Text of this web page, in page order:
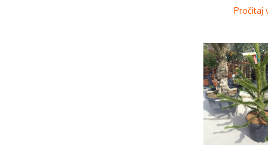
Pročitaj